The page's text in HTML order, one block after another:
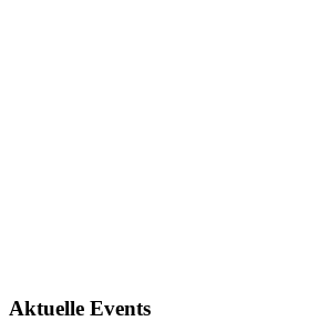
Aktuelle Events